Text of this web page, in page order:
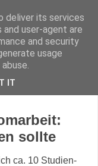
Wikis,
ideas.
sollte
ca. 10 Studien-
deliver its services
user-agent are
and security
usage
IT